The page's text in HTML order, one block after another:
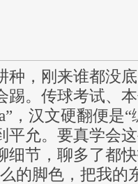
种，刚来谁都没
踢。传球考试、
，汉文硬翻便是
平允。要真学会
细节，聊多了都
的脚色，把我的